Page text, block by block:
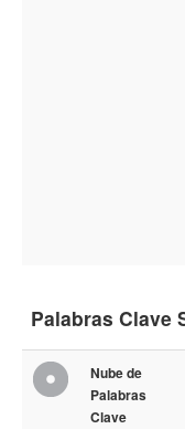
Palabras Clave
Nube de
Palabras
Clave